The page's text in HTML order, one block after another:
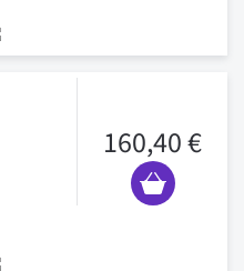
160,40 €